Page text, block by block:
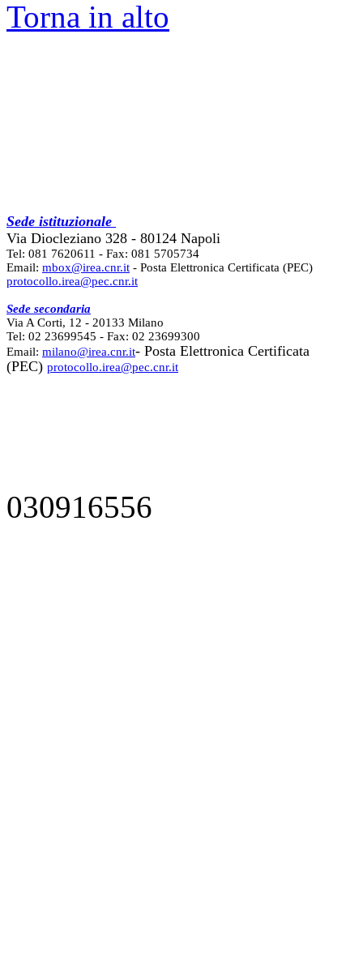
Torna in alto
Sede istituzionale
Via Diocleziano 328 - 80124 Napoli
Tel: 081 7620611 - Fax: 081 5705734
Email: mbox@irea.cnr.it - Posta Elettronica Certificata (PEC)
protocollo.irea@pec.cnr.it
Sede secondaria
Via A Corti, 12 - 20133 Milano
Tel: 02 23699545 - Fax: 02 23699300
Email: milano@irea.cnr.it- Posta Elettronica Certificata
(PEC) protocollo.irea@pec.cnr.it
030916556